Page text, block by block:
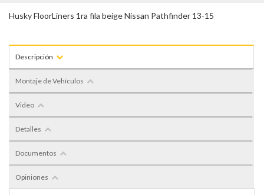
Husky FloorLiners 1ra fila beige Nissan Pathfinder 13-15
Descripción
Montaje de Vehículos
Video
Detalles
Documentos
Opiniones